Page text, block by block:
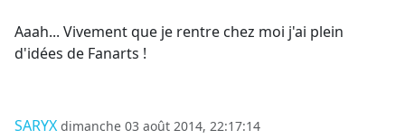
Aaah... Vivement que je rentre chez moi j'ai plein
d'idées de Fanarts !
SARYX dimanche 03 août 2014, 22:17:14